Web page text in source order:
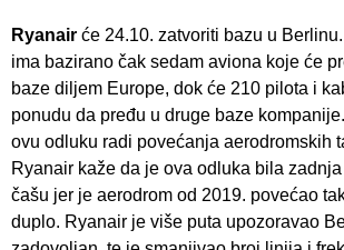
Ryanair će 24.10. zatvoriti bazu u
ima bazirano čak sedam aviona koje će
baze diljem Europe, dok će 210 pilota i
ponudu da pređu u druge baze
ovu odluku radi povećanja aerodromskih
Ryanair kaže da je ova odluka bila
čašu jer je aerodrom od 2019. povećao
duplo. Ryanair je više puta upozoravao